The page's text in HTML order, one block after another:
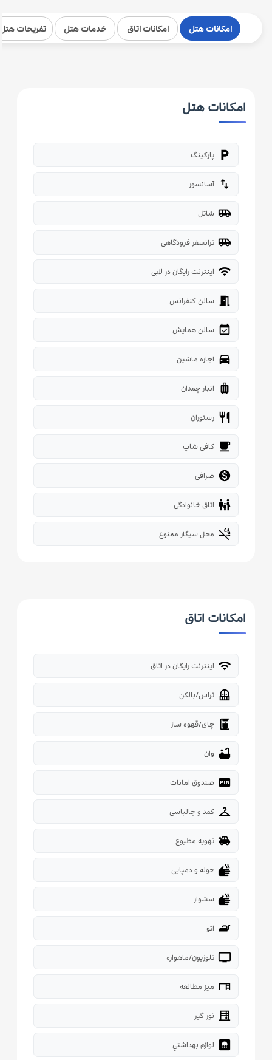
امکانات هتل امکانات اتاق خدمات هتل تفریحات
امکانات هتل
local_parking پارکینگ
import_export آسانسور
airport_shuttle شاتل
airport_shuttle ترانسفر فرودگاهی
wifi اینترنت رایگان در لابی
meeting_room سالن کنفرانس
event_available سالن همایش
directions_car اجاره ماشین
luggage انبار چمدان
restaurant رستوران
local_cafe کافی شاپ
 صرافی
family_restroom اتاق خانوادگی
smoke_free محل سیگار ممنوع
امکانات اتاق
wifi اینترنت رایگان در اتاق
balcony تراس/بالکن
coffee_maker چای/قهوه ساز
bathtub وان
fiber_pin صندوق امانات
checkroom کمد و جالباسی
toys تهویه مطبوع
dry حوله و دمپایی
dry سشوار
iron اتو
tv تلوزیون/ماهواره
desk میز مطالعه
blinds نور گیر
bathroom لوازم بهداشتي